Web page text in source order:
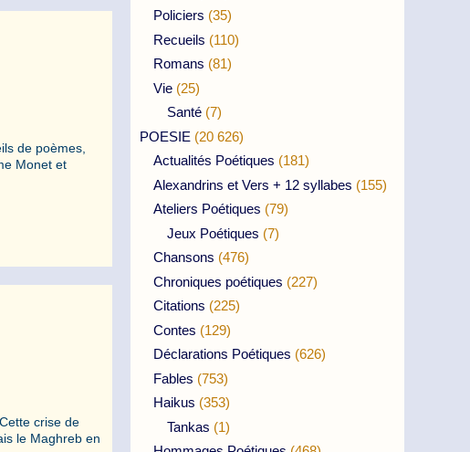
de poèmes,
Monet et
crise de
le Maghreb en
Policiers (35)
Recueils (110)
Romans (81)
Vie (25)
Santé (7)
POESIE (20 626)
Actualités Poétiques (181)
Alexandrins et Vers + 12 syllabes (155)
Ateliers Poétiques (79)
Jeux Poétiques (7)
Chansons (476)
Chroniques poétiques (227)
Citations (225)
Contes (129)
Déclarations Poétiques (626)
Fables (753)
Haikus (353)
Tankas (1)